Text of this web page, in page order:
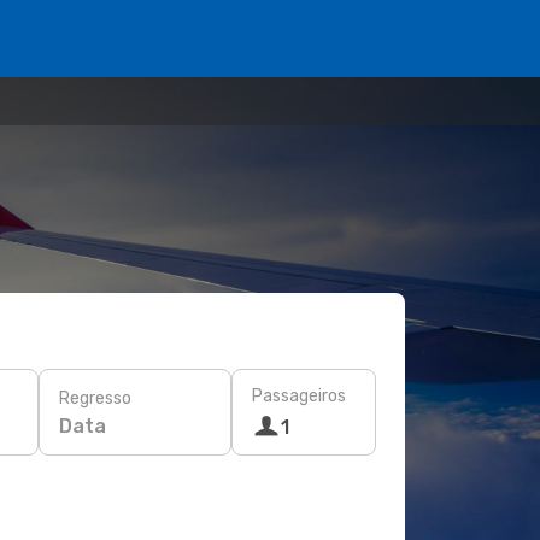
Regresso
Data
Passageiros
1